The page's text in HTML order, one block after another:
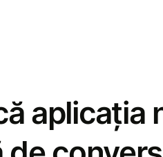
aplicația